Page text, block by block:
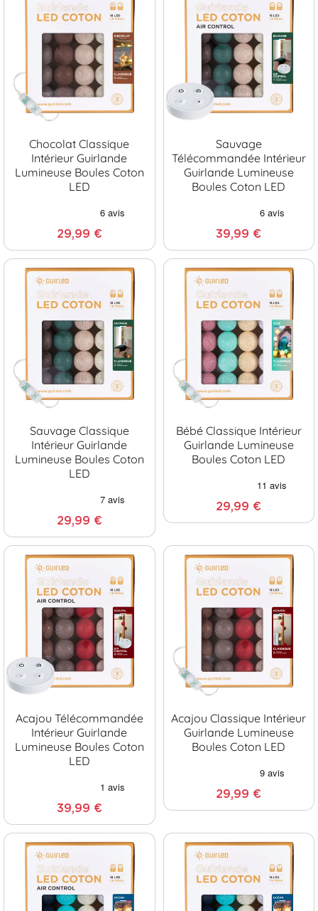
Chocolat Classique
Intérieur Guirlande
Lumineuse Boules Coton
LED
29,99 €
Sauvage
Télécommandée Intérieur
Guirlande Lumineuse
Boules Coton LED
39,99 €
Sauvage Classique
Intérieur Guirlande
Lumineuse Boules Coton
LED
29,99 €
Bébé Classique Intérieur
Guirlande Lumineuse
Boules Coton LED
29,99 €
Acajou Télécommandée
Intérieur Guirlande
Lumineuse Boules Coton
LED
39,99 €
Acajou Classique Intérieur
Guirlande Lumineuse
Boules Coton LED
29,99 €